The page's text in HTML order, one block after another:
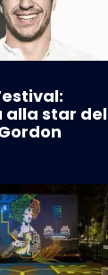
alla star del